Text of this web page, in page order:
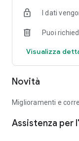
I dati
Puoi
Visualizza
Novità
Miglioramenti e
Assistenza per